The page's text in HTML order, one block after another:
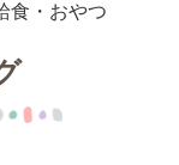
食・おやつ